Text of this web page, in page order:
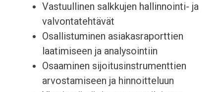
Vastuullinen salkkujen hallinnointi- ja
valvontatehtävät
Osallistuminen asiakasraporttien
laatimiseen ja analysointiin
Osaaminen sijoitusinstrumenttien
arvostamiseen ja hinnoitteluun